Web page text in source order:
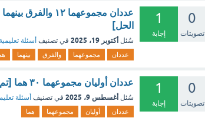
0
تصويتات
1
إجابة
الحل]
سُئل أكتوبر 19، 2025 في تصنيف أسئلة تعليمية
عددان مجموعهما والفرق بينهما
0
تصويتات
1
إجابة
عددان أوليان مجموعهما ۳۰ هما [تم الحل]
سُئل أغسطس 9، 2025 في تصنيف أسئلة
عددان أوليان مجموعهما هما